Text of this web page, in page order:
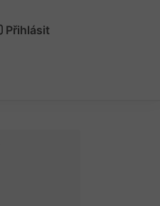
Přihlásit